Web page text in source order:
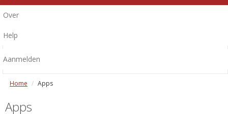
Over
Help
Aanmelden
Home Apps
Apps